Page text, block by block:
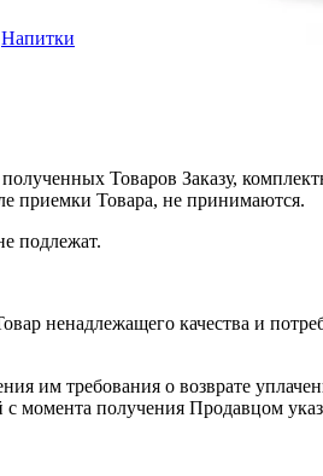
Напитки
Товаров Заказу,
приемки Товара, не принимаются.
подлежат.
ненадлежащего качества и
им требования о возврате
момента получения Продавцом